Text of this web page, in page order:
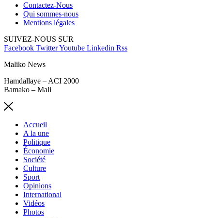
Contactez-Nous
Qui sommes-nous
Mentions légales
SUIVEZ-NOUS SUR
Facebook TwitterYoutube Linkedin Rss
Maliko News
Hamdallaye – ACI 2000
Bamako – Mali
Accueil
A la une
Politique
Économie
Société
Culture
Sport
Opinions
International
Vidéos
Photos